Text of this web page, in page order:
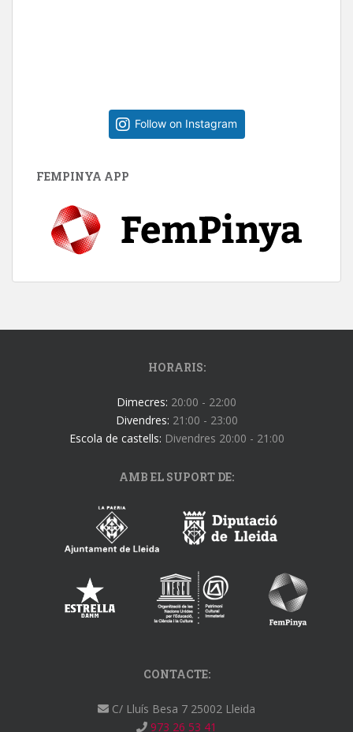
Follow on Instagram
FEMPINYA APP
HORARIS:
Dimecres: 20:00 - 22:00
Divendres: 21:00 - 23:00
Escola de castells: Divendres 20:00 - 21:00
AMB EL SUPORT DE:
CONTACTE:
C/ Lluís Besa 7 25002 Lleida
973 26 53 41